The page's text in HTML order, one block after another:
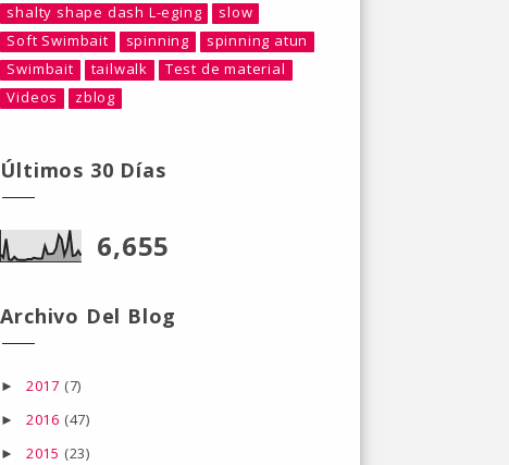
shalty shape dash L-eging
slow
Soft Swimbait
spinning
spinning atun
Swimbait
tailwalk
Test de material
Videos
zblog
Últimos 30 Días
6,655
Archivo Del Blog
► 2017 (7)
► 2016 (47)
► 2015 (23)